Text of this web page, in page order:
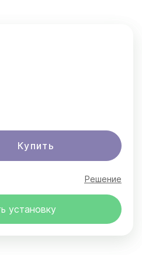
Купить
Решение
установку